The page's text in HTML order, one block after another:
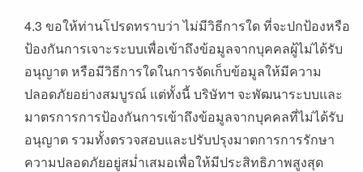
4.3 ขอให้ท่านโปรดทราบว่า ไม่มีวิธีการใด ที่จะปกป้องหรือ
ป้องกันการเจาะระบบเพื่อเข้าถึงข้อมูลจากบุคคลผู้ไม่ได้รับ
อนุญาต หรือมีวิธีการใดในการจัดเก็บข้อมูลให้มีความ
ปลอดภัยอย่างสมบูรณ์ แต่ทั้งนี้ บริษัทฯ จะพัฒนาระบบและ
มาตรการการป้องกันการเข้าถึงข้อมูลจากบุคคลที่ไม่ได้รับ
อนุญาต รวมทั้งตรวจสอบและปรับปรุงมาตการการรักษา
ความปลอดภัยอยู่สม่ำเสมอเพื่อให้มีประสิทธิภาพสูงสุด